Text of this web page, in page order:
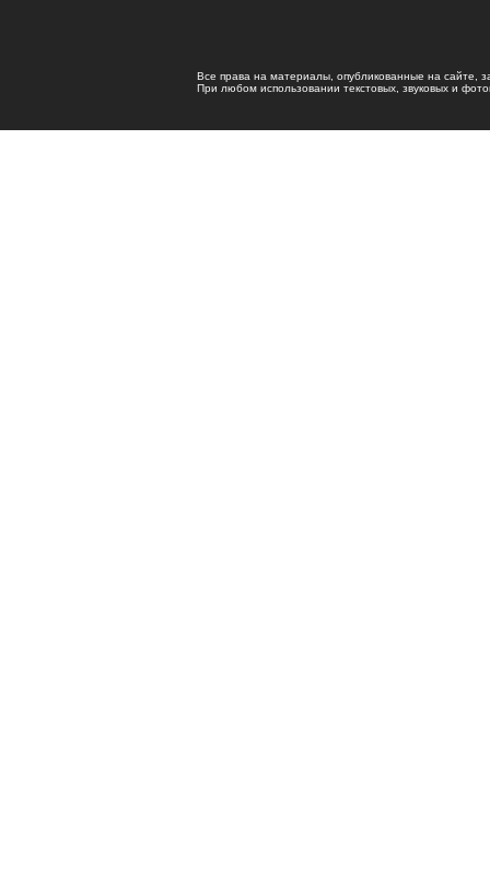
Все права на материалы, опубликованные на сайте,
При любом использовании текстовых, звуковых и